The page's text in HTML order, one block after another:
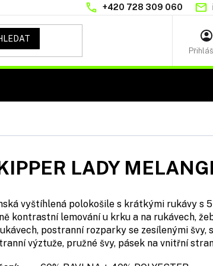
+420 728 309 060
vyštíhlená polokošile s krátkými rukávy s
kontrastní lemování u krku a na rukávech,
postranní rozparky se zesílenými švy,
výztuže, pružné švy, pásek na vnitřní
LADY